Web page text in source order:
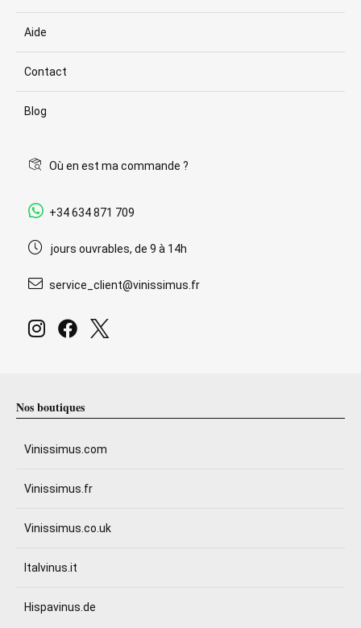
Aide
Contact
Blog
Où en est ma commande ?
+34 634 871 709
jours ouvrables, de 9 à 14h
service_client@vinissimus.fr
Nos boutiques
Vinissimus.com
Vinissimus.fr
Vinissimus.co.uk
Italvinus.it
Hispavinus.de